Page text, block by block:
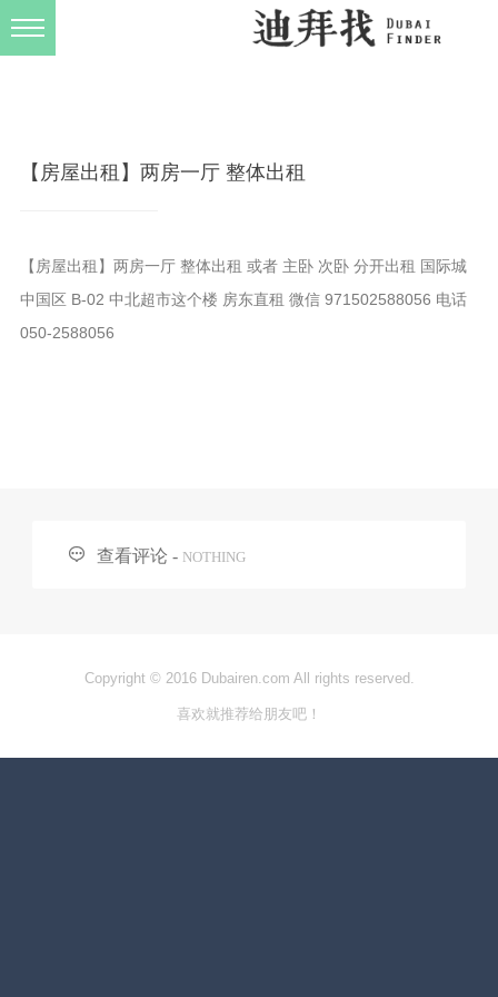
【房屋出租】两房一厅 整体出租
【房屋出租】两房一厅 整体出租 或者 主卧 次卧 分开出租 国际城
中国区 B-02 中北超市这个楼 房东直租 微信 971502588056 电话
050-2588056
 查看评论 - NOTHING
Copyright © 2016 Dubairen.com All rights reserved.
喜欢就推荐给朋友吧！